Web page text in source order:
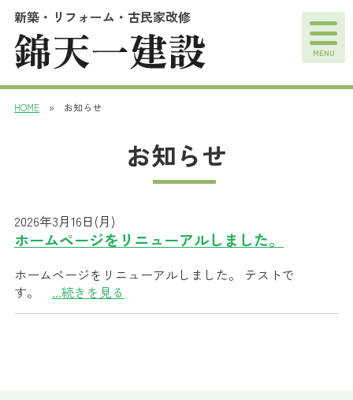
新築・リフォーム・古民家改修
MENU
HOME» お知らせ
お知らせ
2026年3月16日(月)
ホームページをリニューアルしました。
ホームページをリニューアルしました。 テストで
す。 ...続きを見る